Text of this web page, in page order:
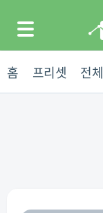
홈 프리셋 전체